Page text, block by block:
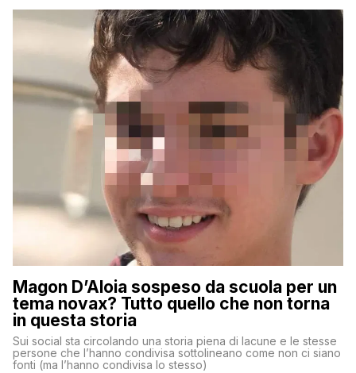
Magon D’Aloia sospeso da scuola per un
tema novax? Tutto quello che non torna
in questa storia
Sui social sta circolando una storia piena di lacune e le stesse
persone che l’hanno condivisa sottolineano come non ci siano
fonti (ma l’hanno condivisa lo stesso)